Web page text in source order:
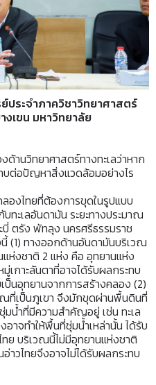
ประจำภาควิชาวิทยาศาสตร์
งเขน มหาวิทยาลัย
ด้านวิทยาศาสตร์ทางทะเลว่าหาก
บต่อปัญหาสิ่งแวดล้อมอย่างไร
องไทยที่ต้องการขุดในรูปแบบ
บทะเลอันดามัน ระยะทางประมาณ
บี่ ตรัง พัทลุง นครศรีธรรมราช
(1) ทางออกด้านอันดามันบริเวณ
ห่งชาติ 2 แห่ง คือ อุทยานแห่ง
เกาะลันตาที่อาจได้รับผลกระทบ
นอุทยานจากการสร้างคลอง (2)
ที่เป็นภูเขา จึงมักขุดผ่านพื้นดินที่
น้ำที่มีความสำคัญอยู่ เช่น ทะเล
าจทำให้พื้นที่ชุ่มน้ำเหล่านั้น ได้รับ
ย บริเวณนี้ไม่มีอุทยานแห่งชาติ
าวไทยจึงอาจไม่ได้รับผลกระทบ